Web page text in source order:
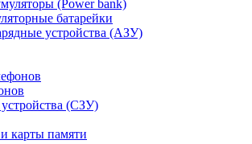
(Power bank)
батарейки
устройства (АЗУ)
(СЗУ)
карты памяти